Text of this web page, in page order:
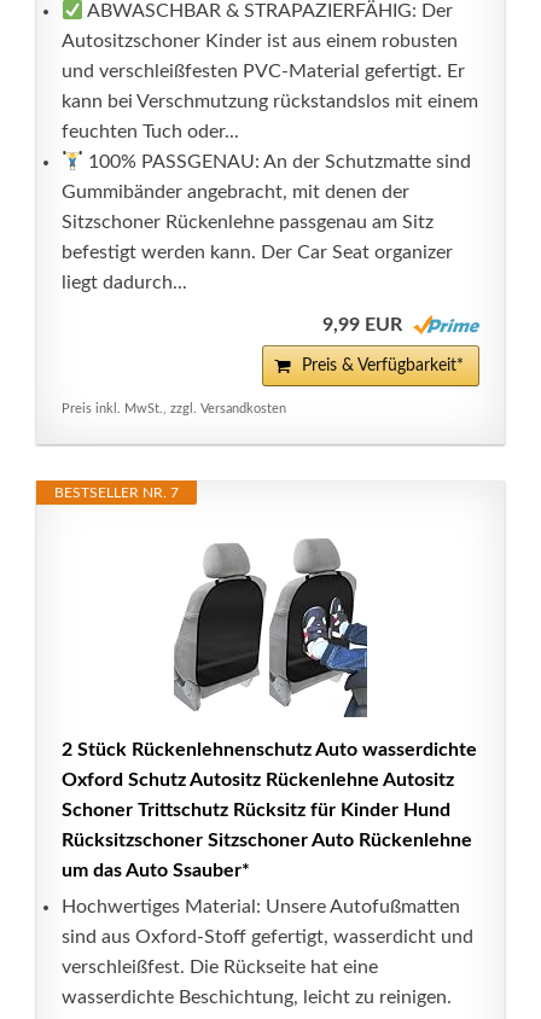
ABWASCHBAR & STRAPAZIERFÄHIG: Der
Autositzschoner Kinder ist aus einem robusten
und verschleißfesten PVC-Material gefertigt. Er
kann bei Verschmutzung rückstandslos mit einem
feuchten Tuch oder...
100% PASSGENAU: An der Schutzmatte sind
Gummibänder angebracht, mit denen der
Sitzschoner Rückenlehne passgenau am Sitz
befestigt werden kann. Der Car Seat organizer
liegt dadurch...
9,99 EUR
Preis & Verfügbarkeit*
Preis inkl. MwSt., zzgl. Versandkosten
BESTSELLER NR. 7
2 Stück Rückenlehnenschutz Auto wasserdichte
Oxford Schutz Autositz Rückenlehne Autositz
Schoner Trittschutz Rücksitz für Kinder Hund
Rücksitzschoner Sitzschoner Auto Rückenlehne
um das Auto Ssauber*
Hochwertiges Material: Unsere Autofußmatten
sind aus Oxford-Stoff gefertigt, wasserdicht und
verschleißfest. Die Rückseite hat eine
wasserdichte Beschichtung, leicht zu reinigen.